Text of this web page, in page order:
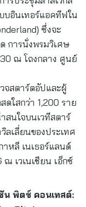
บอินเทอร์แอคทีฟใน
ซึ่งจะ
การนั่งพรมวิเศษ
ณ โถงกลาง ศูนย์
จสตาร์ตอัปและผู้
ใสกว่า 1,200 ราย
สนใจบนเวทีสตาร์
ลเลี่ยนของประเทศ
หลี เนเธอร์แลนด์
เวเนเชียน เอ็กซ์
น พิตช์ คอนเทสต์: